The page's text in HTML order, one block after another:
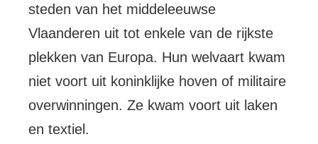
steden van het middeleeuwse
Vlaanderen uit tot enkele van de rijkste
plekken van Europa. Hun welvaart kwam
niet voort uit koninklijke hoven of militaire
overwinningen. Ze kwam voort uit laken
en textiel.